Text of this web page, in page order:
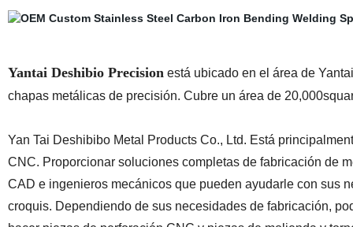
Yantai Deshibio Precision está ubicado en el área de
chapas metálicas de precisión. Cubre un área de
Yan Tai Deshibibo Metal Products Co., Ltd. Está
CNC. Proporcionar soluciones completas de fabricación de
CAD e ingenieros mecánicos que pueden ayudarle con sus
croquis. Dependiendo de sus necesidades de fabricación,